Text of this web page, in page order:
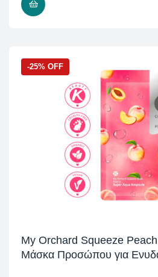
-25% OFF
My Orchard Squeeze Peach
Μάσκα Προσώπου για